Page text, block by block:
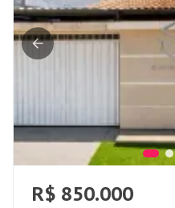
R$ 850.000